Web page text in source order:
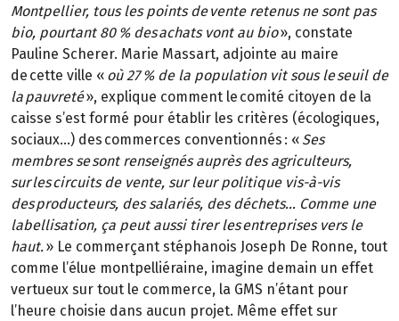
Montpellier, tous les points de vente retenus ne sont pas
bio, pourtant 80 % des achats vont au bio», constate
Pauline Scherer. Marie Massart, adjointe au maire
de cette ville « où 27 % de la population vit sous le seuil de
la pauvreté», explique comment le comité citoyen de la
caisse s’est formé pour établir les critères (écologiques,
sociaux…) des commerces conventionnés : « Ses
membres se sont renseignés auprès des agriculteurs,
sur les circuits de vente, sur leur politique vis-à-vis
des producteurs, des salariés, des déchets… Comme une
labellisation, ça peut aussi tirer les entreprises vers le
haut.» Le commerçant stéphanois Joseph De Ronne, tout
comme l’élue montpelliéraine, imagine demain un effet
vertueux sur tout le commerce, la GMS n’étant pour
l’heure choisie dans aucun projet. Même effet sur